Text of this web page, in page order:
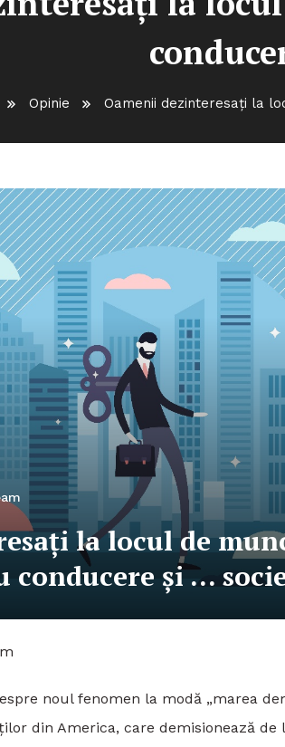
Opinie Oamenii dezinteresați la
la locul de
conducere și …
noul fenomen la modă „marea
din America, care demisionează